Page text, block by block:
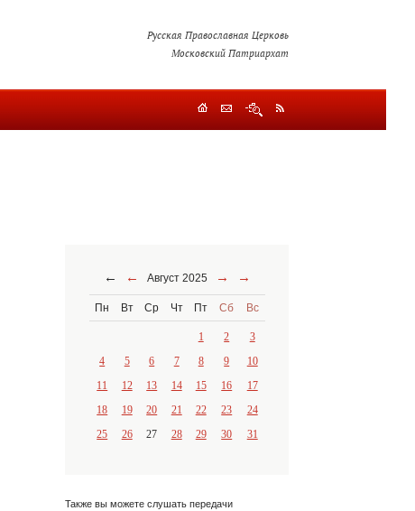
Русская Православная Церковь
Московский Патриархат
← ← Август 2025 → →
Пн Вт Ср Чт Пт Сб Вс
1 2
3
4
5 6 7 8 9
10
11
12 13 14 15 16
17
18
19 20 21 22 23
24
25
26 27 28 29 30 31
Также вы можете слушать передачи